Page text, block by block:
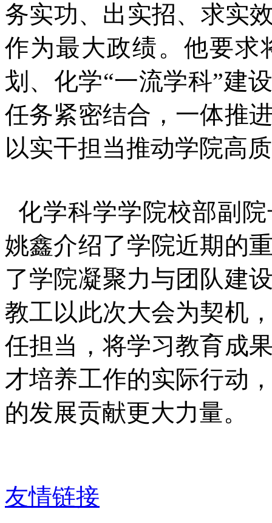
务实功、出实招、求实
作为最大政绩。他要求
划、化学“一流学科”建
任务紧密结合，一体推
以实干担当推动学院高
化学科学学院校部副
姚鑫介绍了学院近期的
了学院凝聚力与团队建
教工以此次大会为契机
任担当，将学习教育成
才培养工作的实际行动
的发展贡献更大力量。
友情链接